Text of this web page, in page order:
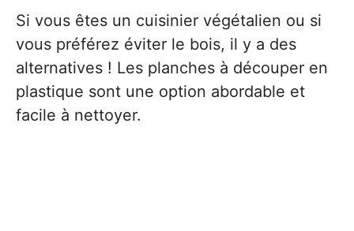
Si vous êtes un cuisinier végétalien ou si
vous préférez éviter le bois, il y a des
alternatives ! Les planches à découper en
plastique sont une option abordable et
facile à nettoyer.